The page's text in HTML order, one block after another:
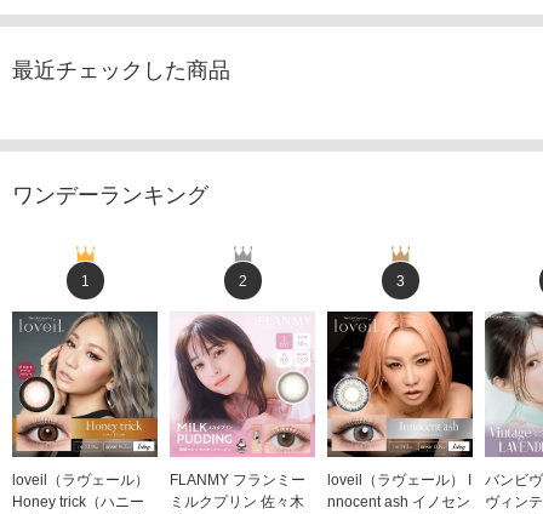
最近チェックした商品
ワンデーランキング
1
loveil（ラヴェール）
Honey trick（ハニー
2
FLANMY フランミー
ミルクプリン 佐々木
3
loveil（ラヴェール） I
nnocent ash イノセン
バンビ
ヴィン